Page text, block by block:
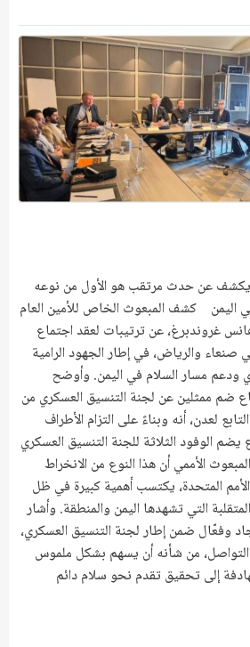
يكشف عن حدث مرتقب هو الأول من نوعه
كشف المبعوث الخاص للأمين العام
غروندبرغ، عن ترتيبات لعقد اجتماع
والرياض، في إطار الجهود الرامية
ودعم مسار السلام في اليمن. وأوضح
ضم ممثلين عن لجنة التنسيق العسكري من
لعدن، أنه وبناءً على التزام الأطراف
يضم الوفود الثلاثة للجنة التنسيق العسكري
الأممي أن هذا النوع من الانخراط
الأمم المتحدة، يكتسب أهمية كبيرة في ظل
التي تشهدها اليمن والمنطقة. وأشار
وفعّال ضمن إطار لجنة التنسيق العسكري،
من شأنه أن يسهم بشكل ملموس
إلى تحقيق تقدم نحو سلام دائم